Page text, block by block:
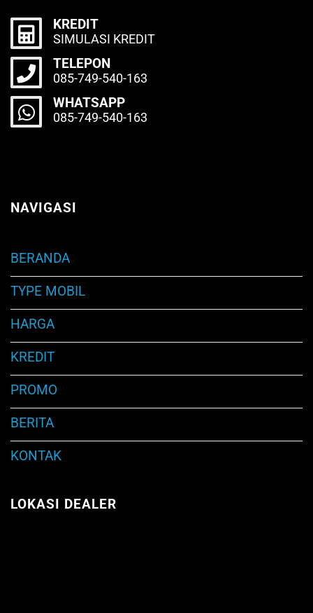
KREDIT
SIMULASI KREDIT
TELEPON
085-749-540-163
WHATSAPP
085-749-540-163
NAVIGASI
BERANDA
TYPE MOBIL
HARGA
KREDIT
PROMO
BERITA
KONTAK
LOKASI DEALER